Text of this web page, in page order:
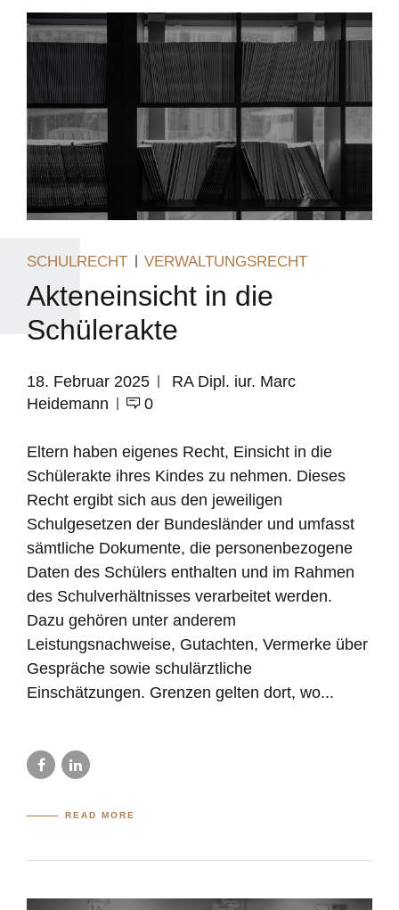
SCHULRECHT VERWALTUNGSRECHT
Akteneinsicht in die
Schülerakte
18. Februar 2025
RA Dipl. iur. Marc
Heidemann
0
Eltern haben eigenes Recht, Einsicht in die
Schülerakte ihres Kindes zu nehmen. Dieses
Recht ergibt sich aus den jeweiligen
Schulgesetzen der Bundesländer und umfasst
sämtliche Dokumente, die personenbezogene
Daten des Schülers enthalten und im Rahmen
des Schulverhältnisses verarbeitet werden.
Dazu gehören unter anderem
Leistungsnachweise, Gutachten, Vermerke über
Gespräche sowie schulärztliche
Einschätzungen. Grenzen gelten dort, wo...
READ MORE